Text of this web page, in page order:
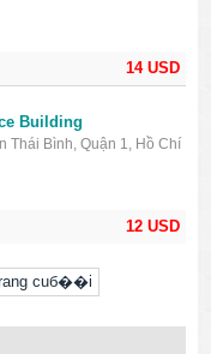
14 USD
12 USD
Building
Thái Bình, Quận 1, Hồ Chí
cuб��i